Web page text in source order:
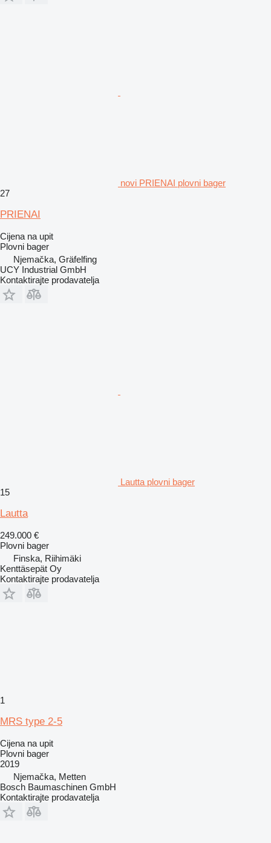
novi PRIENAI plovni bager
27
PRIENAI
Cijena na upit
Plovni bager
Njemačka, Gräfelfing
UCY Industrial GmbH
Kontaktirajte prodavatelja
Lautta plovni bager
15
Lautta
249.000 €
Plovni bager
Finska, Riihimäki
Kenttäsepät Oy
Kontaktirajte prodavatelja
1
MRS type 2-5
Cijena na upit
Plovni bager
2019
Njemačka, Metten
Bosch Baumaschinen GmbH
Kontaktirajte prodavatelja